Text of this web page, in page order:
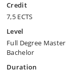
Credit
7,5 ECTS
Level
Full Degree Master
Bachelor
Duration